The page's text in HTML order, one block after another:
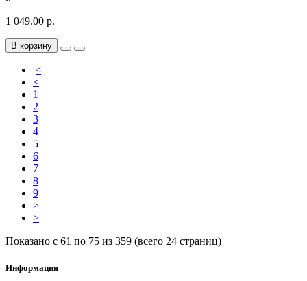
1 049.00 р.
В корзину
|<
<
1
2
3
4
5
6
7
8
9
>
>|
Показано с 61 по 75 из 359 (всего 24 страниц)
Информация